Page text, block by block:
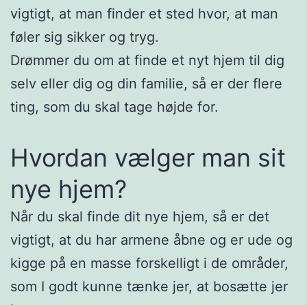
vigtigt, at man finder et sted hvor, at man
føler sig sikker og tryg.
Drømmer du om at finde et nyt hjem til dig
selv eller dig og din familie, så er der flere
ting, som du skal tage højde for.
Hvordan vælger man sit
nye hjem?
Når du skal finde dit nye hjem, så er det
vigtigt, at du har armene åbne og er ude og
kigge på en masse forskelligt i de områder,
som I godt kunne tænke jer, at bosætte jer